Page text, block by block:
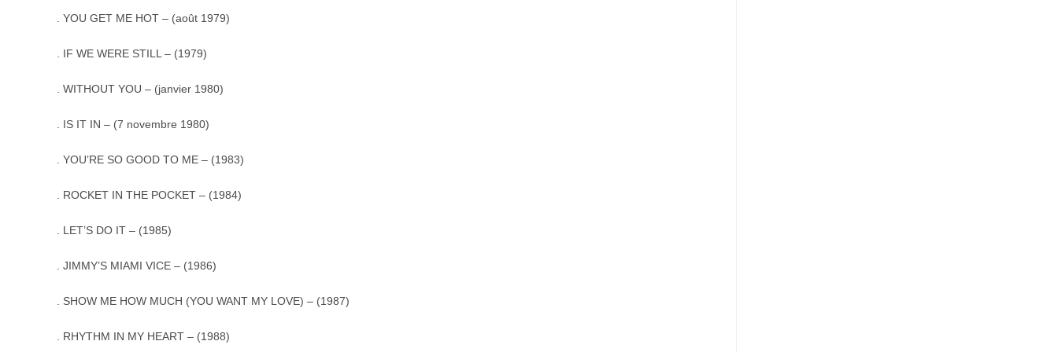
. YOU GET ME HOT – (août 1979)
. IF WE WERE STILL – (1979)
. WITHOUT YOU – (janvier 1980)
. IS IT IN – (7 novembre 1980)
. YOU’RE SO GOOD TO ME – (1983)
. ROCKET IN THE POCKET – (1984)
. LET’S DO IT – (1985)
. JIMMY’S MIAMI VICE – (1986)
. SHOW ME HOW MUCH (YOU WANT MY LOVE) – (1987)
. RHYTHM IN MY HEART – (1988)